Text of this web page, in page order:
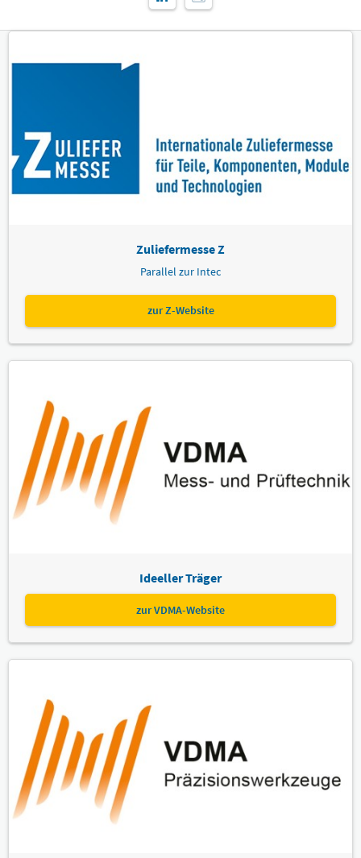
Zuliefermesse Z
Parallel zur Intec
zur Z-Website
Ideeller Träger
zur VDMA-Website